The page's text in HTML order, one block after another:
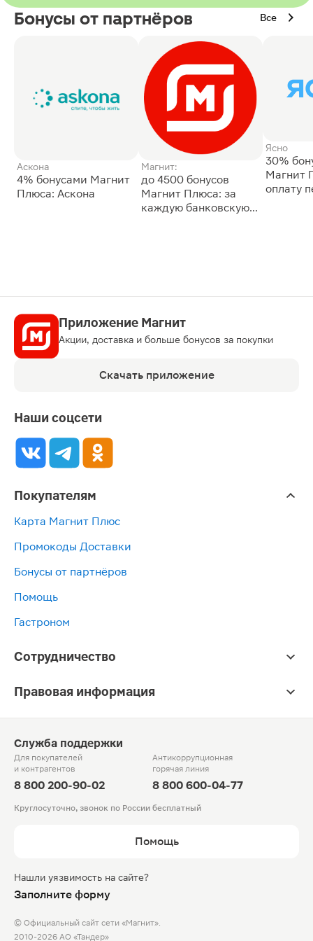
Бонусы от партнёров Все
Аскона
4% бонусами Магнит
Плюса: Аскона
Магнит:
до 4500 бонусов
Магнит Плюса: за
каждую банковскую
Ясно
30%
Магнит
оплату
Приложение Магнит
Акции, доставка и больше бонусов за покупки
Скачать приложение
Наши соцсети
Покупателям
Карта Магнит Плюс
Промокоды Доставки
Бонусы от партнёров
Помощь
Гастроном
Сотрудничество
Правовая информация
Служба поддержки
Для покупателей
и контрагентов
8 800 200-90-02
Антикоррупционная
горячая линия
8 800 600-04-77
Круглосуточно, звонок по России бесплатный
Помощь
Нашли уязвимость на сайте?
Заполните форму
© Официальный сайт сети «Магнит».
2010-2026 АО «Тандер»